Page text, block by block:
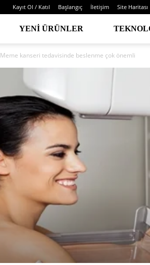
Kayıt Ol / Katıl Başlangıç İletişim Site Haritası
YENI ÜRÜNLER
Meme kanseri tedavisinde beslenme çok önemli